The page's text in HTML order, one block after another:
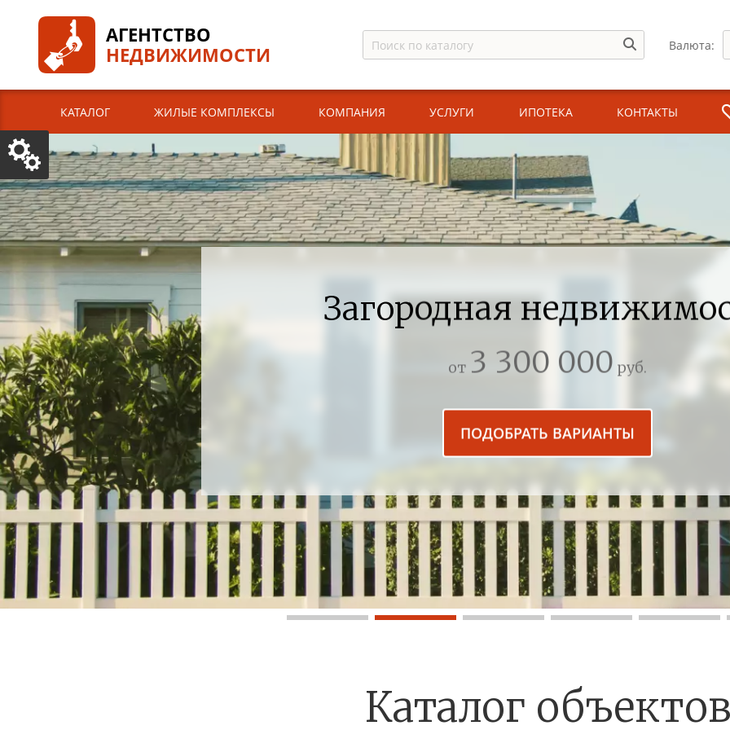
АГЕНТСТВО
НЕДВИЖИМОСТИ
Валюта:
КАТАЛОГ ЖИЛЫЕ КОМПЛЕКСЫ КОМПАНИЯ УСЛУГИ ИПОТЕКА КОНТАКТЫ
Загородная
от 3 300 000 руб.
ПОДОБРАТЬ ВАРИАНТЫ
Каталог объектов